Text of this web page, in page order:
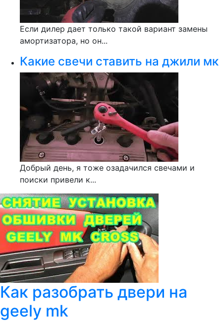
Если дилер дает только такой вариант замены
амортизатора, но он...
Какие свечи ставить на джили мк
Добрый день, я тоже озадачился свечами и
поиски привели к...
Как разобрать двери на
geely mk